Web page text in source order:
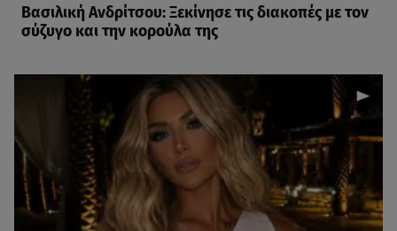
Βασιλική Ανδρίτσου: Ξεκίνησε τις διακοπές με τον
σύζυγο και την κορούλα της